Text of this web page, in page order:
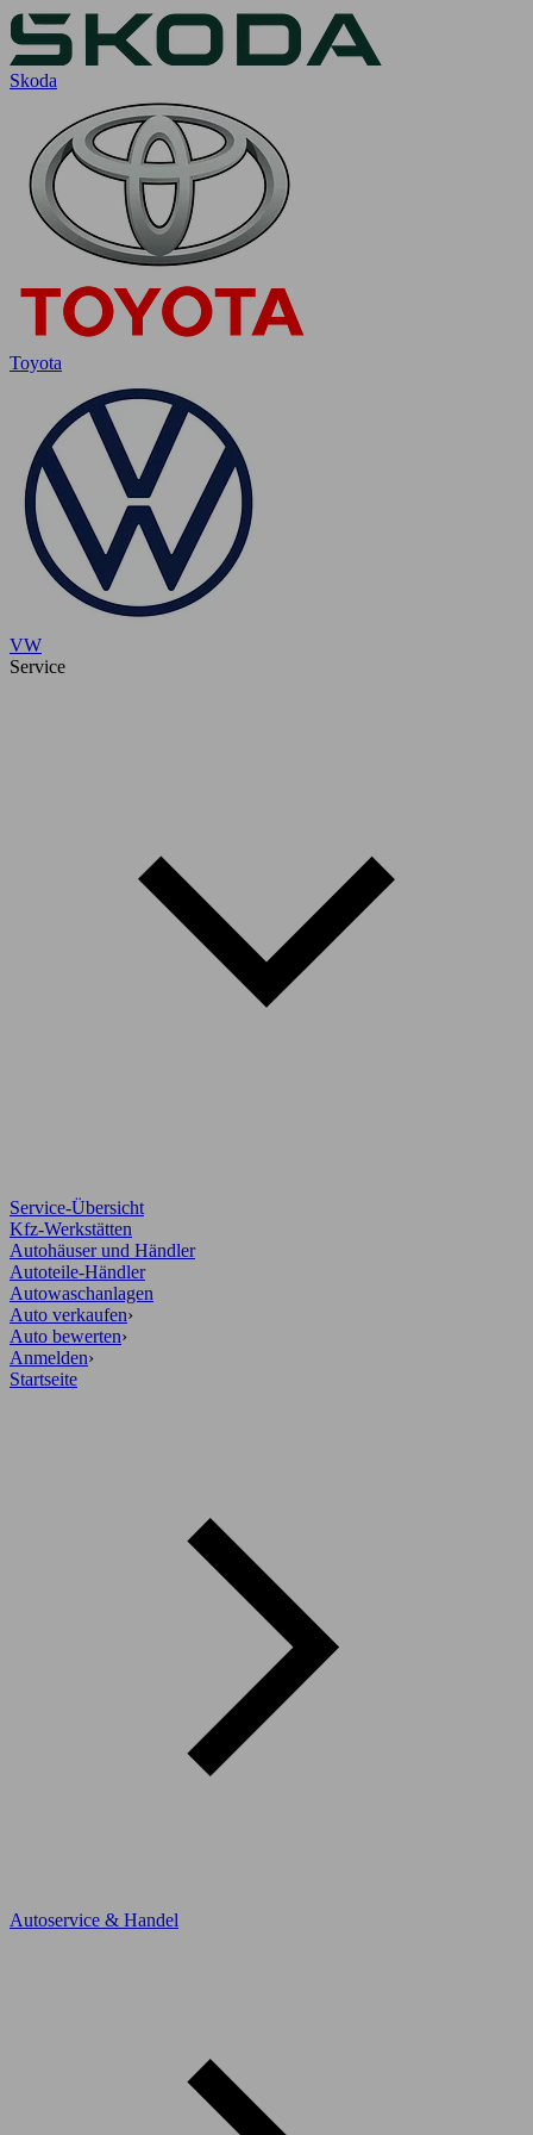
Skoda
Toyota
VW
Service
Service-Übersicht
Kfz-Werkstätten
Autohäuser und Händler
Autoteile-Händler
Autowaschanlagen
Auto verkaufen›
Auto bewerten›
Anmelden›
Startseite
Autoservice & Handel